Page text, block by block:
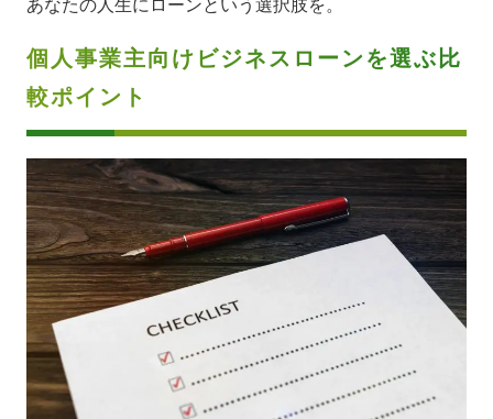
あなたの人生にローンという選択肢を。
個人事業主向けビジネスローンを選ぶ比
較ポイント